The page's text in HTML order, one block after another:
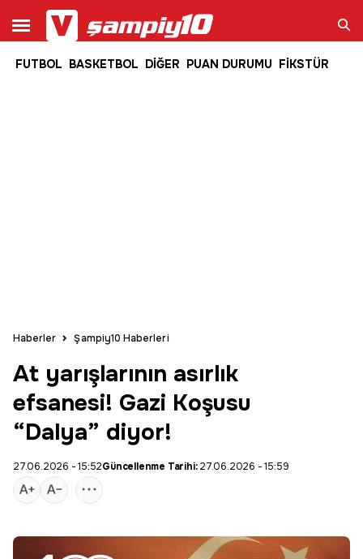
FUTBOL BASKETBOL DİĞER PUAN DURUMU FİKSTÜRAra
Haberler Şampiy10 Haberleri
At yarışlarının asırlık
efsanesi! Gazi Koşusu
“Dalya” diyor!
27.06.2026 - 15:52Güncellenme Tarihi:27.06.2026 - 15:59